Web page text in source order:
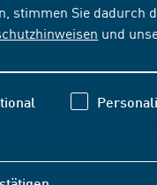
stimmen Sie dadurch
und